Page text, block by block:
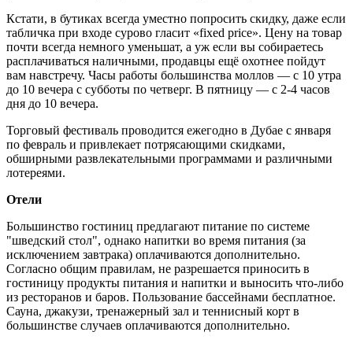
Кстати, в бутиках всегда уместно попросить скидку, даже если
табличка при входе сурово гласит «fixed price». Цену на товар
почти всегда немного уменьшат, а уж если вы собираетесь
расплачиваться наличными, продавцы ещё охотнее пойдут
вам навстречу. Часы работы большинства моллов — с 10 утра
до 10 вечера с субботы по четверг. В пятницу — с 2-4 часов
дня до 10 вечера.
Торговый фестиваль проводится ежегодно в Дубае с января
по февраль и привлекает потрясающими скидками,
обширными развлекательными программами и различными
лотереями.
Отели
Большинство гостиниц предлагают питание по системе
"шведский стол", однако напитки во время питания (за
исключением завтрака) оплачиваются дополнительно.
Согласно общим правилам, не разрешается приносить в
гостиницу продукты питания и напитки и выносить что-либо
из ресторанов и баров. Пользование бассейнами бесплатное.
Сауна, джакузи, тренажерный зал и теннисный корт в
большинстве случаев оплачиваются дополнительно.